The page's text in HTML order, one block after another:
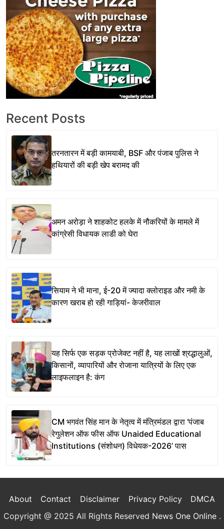
Recent Posts
तरनतारन में बड़ी कामयाबी, BSF और पंजाब पुलिस ने
हथियारों की बड़ी खेप बरामद की
अमन अरोड़ा ने शाहकोट हलके में नौकरियों के मामले में
कांग्रेसी विधायक लाडी को घेरा
सियाम ने भी माना, ई-20 में ज्यादा क्लोराइड और नमी के
कारण खराब हो रही गाड़ियां- केजरीवाल
यह सिर्फ एक सड़क प्रोजेक्ट नहीं है, यह लाखों श्रद्धालुओं,
किसानों, व्यापारियों और रोजाना यात्रियों के लिए एक
लाइफलाइन है: कंग
CM भगवंत सिंह मान के नेतृत्व में मंत्रिमंडल द्वारा ‘पंजाब
रेगुलेशन ऑफ फीस ऑफ Unaided Educational
Institutions (संशोधन) विधेयक-2026’ पास
About Contact Disclaimer Privacy Policy
DMCA
Copyright @ 2025 All Rights Reserved News One Online .